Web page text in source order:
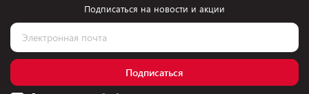
Подписаться на новости и акции
Подписаться